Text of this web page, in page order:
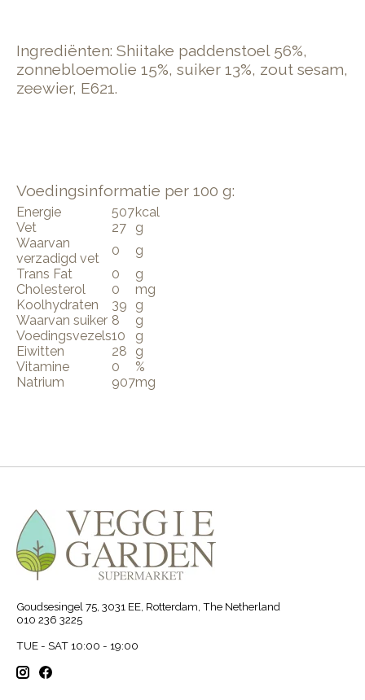
Ingrediënten: Shiitake paddenstoel 56%,
zonnebloemolie 15%, suiker 13%, zout sesam,
zeewier, E621.
Voedingsinformatie per 100 g:
Energie 507kcal
Vet
27
g
Waarvan
verzadigd vet
0
g
Trans Fat
0
g
Cholesterol
0
mg
Koolhydraten
39
g
Waarvan suiker 8
g
Voedingsvezels10
g
Eiwitten
28
g
Vitamine
0
%
Natrium
907mg
Goudsesingel 75, 3031 EE, Rotterdam, The Netherland
010 236 3225
TUE - SAT 10:00 - 19:00